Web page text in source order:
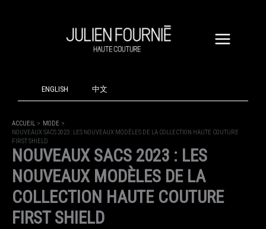
ENGLISH 中文
ACCUEIL
MODE
NOUVEAUX SACS 2023 : LES NOUVEAUX MODÈLES DE LA COLLECTION HAUTE COUTURE
FIRST SHIELD
NOUVEAUX SACS 2023 : LES
NOUVEAUX MODÈLES DE LA
COLLECTION HAUTE COUTURE
FIRST SHIELD